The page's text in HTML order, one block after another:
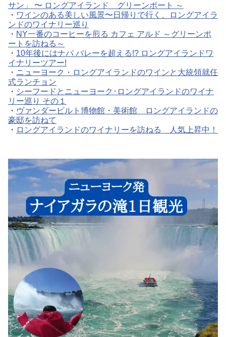
サン」 〜 ロングアイランド グリーンポート ～
・ ワインのある美しい風景〜日帰りで行く、ロングアイラ
ンドのワイナリー巡り
・ NY一番のコーヒーを煎る カフェ アルド ～グリーンポ
ートを訪ねる～
・ 10年後にはナパ バレーを超える!? ロングアイランドワ
イナリーツアー!
・ ニューヨーク・ロングアイランドのワインと大統領就任
式ランチョン
・ シーフードとニューヨーク･ロングアイランドのワイナ
リー巡り その１
・ ヴァンダービルト博物館・美術館 ロングアイランドの
豪邸を訪ねて
・ ロングアイランドのワイナリーを訪ねる 人気上昇中！